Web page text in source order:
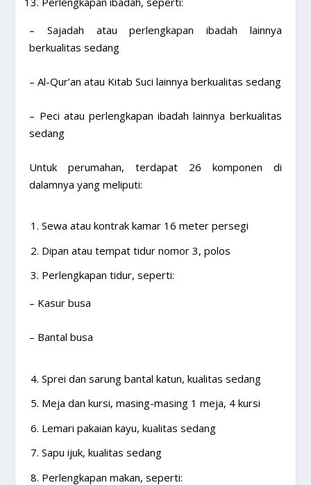
– Sajadah atau perlengkapan ibadah lainnya
berkualitas sedang
– Al-Qur’an atau Kitab Suci lainnya berkualitas sedang
– Peci atau perlengkapan ibadah lainnya berkualitas
sedang
Untuk perumahan, terdapat 26 komponen di
dalamnya yang meliputi:
Sewa atau kontrak kamar 16 meter persegi
Dipan atau tempat tidur nomor 3, polos
Perlengkapan tidur, seperti:
– Kasur busa
– Bantal busa
Sprei dan sarung bantal katun, kualitas sedang
Meja dan kursi, masing-masing 1 meja, 4 kursi
Lemari pakaian kayu, kualitas sedang
Sapu ijuk, kualitas sedang
Perlengkapan makan, seperti: